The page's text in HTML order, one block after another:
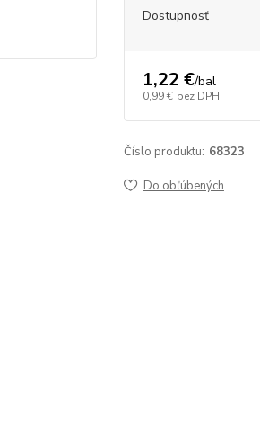
Dostupnosť
1,22 €/bal
0,99 € bez DPH
Číslo produktu: 68323
Do obľúbených